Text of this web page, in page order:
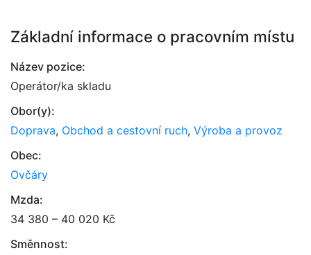
Základní informace o pracovním místu
Název pozice:
Operátor/ka skladu
Obor(y):
Doprava, Obchod a cestovní ruch, Výroba a provoz
Obec:
Ovčáry
Mzda:
34 380 – 40 020 Kč
Směnnost: